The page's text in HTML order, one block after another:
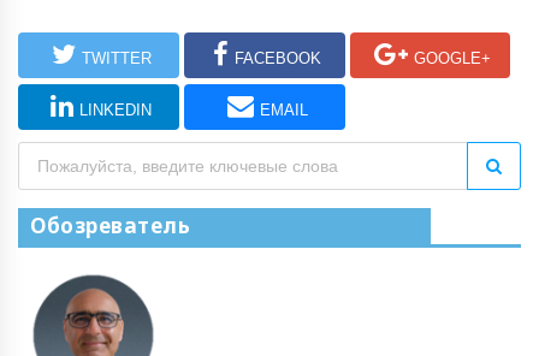
TWITTER FACEBOOK GOOGLE+
LINKEDIN EMAIL
Обозреватель